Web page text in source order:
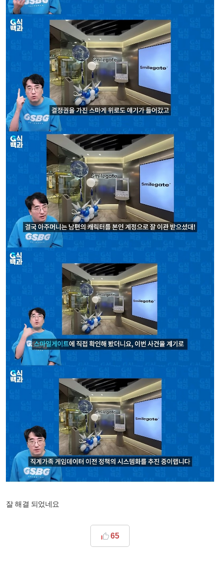
잘 해결 되었네요
65